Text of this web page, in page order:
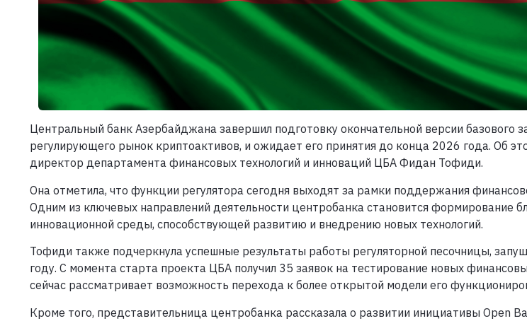
Центральный банк Азербайджана завершил подготовку окончательной версии базового
регулирующего рынок криптоактивов, и ожидает его принятия до конца 2026 года. Об
директор департамента финансовых технологий и инноваций ЦБА Фидан Тофиди.
Она отметила, что функции регулятора сегодня выходят за рамки поддержания
Одним из ключевых направлений деятельности центробанка становится формирование
инновационной среды, способствующей развитию и внедрению новых технологий.
Тофиди также подчеркнула успешные результаты работы регуляторной песочницы,
году. С момента старта проекта ЦБА получил 35 заявок на тестирование новых
сейчас рассматривает возможность перехода к более открытой модели его
Кроме того, представительница центробанка рассказала о развитии инициативы Open